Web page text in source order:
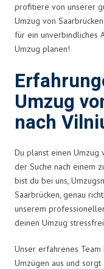
profitiere von unserer
Umzug von
für ein unverbindliches
Umzug planen!
Umzug
nach
Du planst einen Umzug
der Suche nach einem
bist du bei uns,
Saarbrücken, genau
unserem
deinen Umzug
Unser erfahrenes
Umzügen aus und